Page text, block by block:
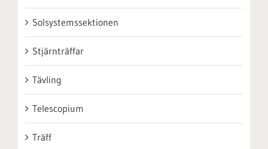
Solsystemssektionen
Stjärnträffar
Tävling
Telescopium
Träff